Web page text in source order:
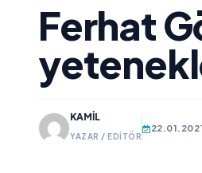
Ferhat
KAMIL
YAZAR / EDITÖR